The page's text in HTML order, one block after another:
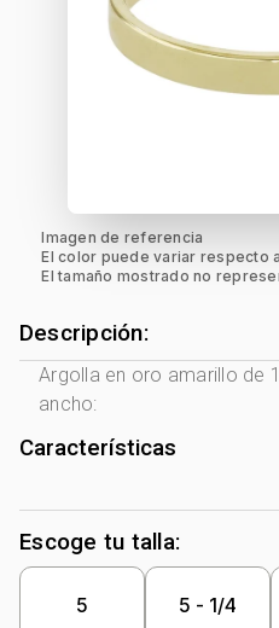
Imagen de referencia
El color puede variar respecto
El tamaño mostrado no
Descripción:
Argolla en oro amarillo de
ancho:
Características
Tono Metal: Amarillo
Metal: Oro 18 Kilates
Forma:
Escoge tu talla:
5 5 - 1/4